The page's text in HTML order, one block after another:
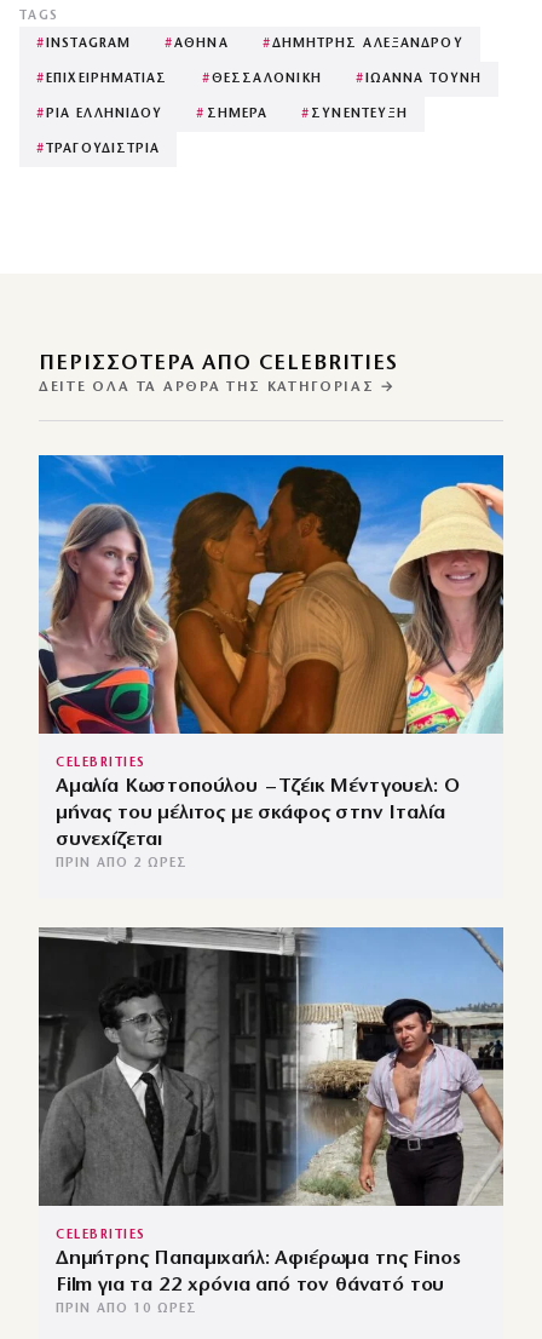
TAGS
# INSTAGRAM #ΑΘΗΝΑ #ΔΗΜΗΤΡΗΣ ΑΛΕΞΑΝΔΡΟΥ
# ΕΠΙΧΕΙΡΗΜΑΤΙΑΣ #ΘΕΣΣΑΛΟΝΙΚΗ # ΙΩΑΝΝΑ ΤΟΥΝΗ
# ΡΙΑ ΕΛΛΗΝΙΔΟΥ # ΣΗΜΕΡΑ # ΣΥΝΕΝΤΕΥΞΗ
# ΤΡΑΓΟΥΔΙΣΤΡΙΑ
ΠΕΡΙΣΣΌΤΕΡΑ ΑΠΌ CELEBRITIES
ΔΕΊΤΕ ΌΛΑ ΤΑ ΆΡΘΡΑ ΤΗΣ ΚΑΤΗΓΟΡΊΑΣ →
CELEBRITIES
Αμαλία Κωστοπούλου – Τζέικ Μέντγουελ: Ο
μήνας του μέλιτος με σκάφος στην Ιταλία
συνεχίζεται
ΠΡΙΝ ΑΠΌ 2 ΏΡΕΣ
CELEBRITIES
Δημήτρης Παπαμιχαήλ: Αφιέρωμα της Finos
Film για τα 22 χρόνια από τον θάνατό του
ΠΡΙΝ ΑΠΌ 10 ΏΡΕΣ